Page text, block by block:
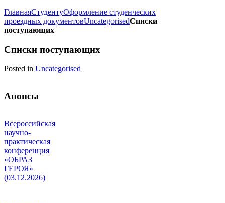
ГлавнаяСтудентуОформление студенческих
проездных документовUncategorisedСписки
поступающих
Списки поступающих
Posted in Uncategorised
Анонсы
Всероссийская
научно-
практическая
конференция
«ОБРАЗ
ГЕРОЯ»
(03.12.2026)